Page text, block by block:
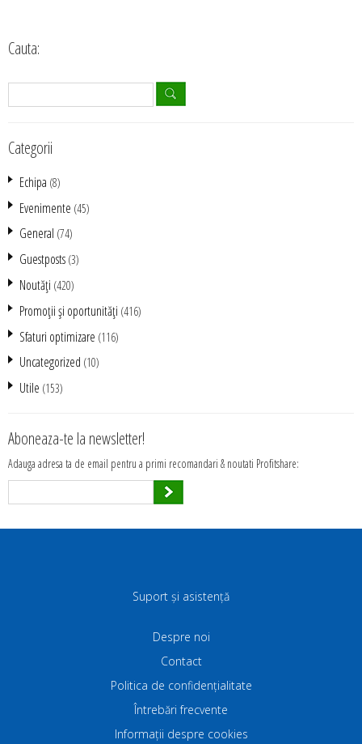
Cauta:
Categorii
Echipa (8)
Evenimente (45)
General (74)
Guestposts (3)
Noutăţi (420)
Promoţii şi oportunităţi (416)
Sfaturi optimizare (116)
Uncategorized (10)
Utile (153)
Aboneaza-te la newsletter!
Adauga adresa ta de email pentru a primi recomandari & noutati Profitshare:
Suport și asistență
Despre noi
Contact
Politica de confidenţialitate
Întrebări frecvente
Informații despre cookies